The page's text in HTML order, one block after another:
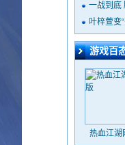
一战到底
叶梓萱变
游戏百
热血江湖